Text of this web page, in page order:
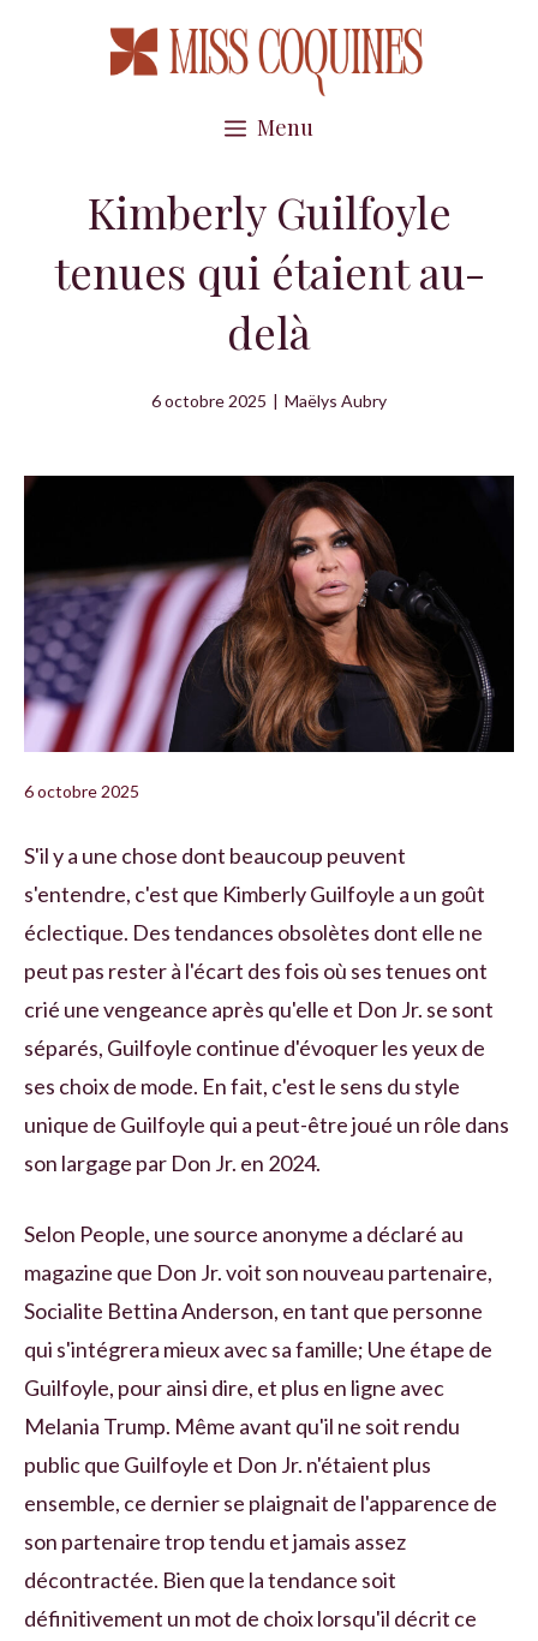
Menu
Kimberly Guilfoyle
tenues qui étaient au-
delà
6 octobre 2025 | Maëlys Aubry
6 octobre 2025
S'il y a une chose dont beaucoup peuvent
s'entendre, c'est que Kimberly Guilfoyle a un goût
éclectique. Des tendances obsolètes dont elle ne
peut pas rester à l'écart des fois où ses tenues ont
crié une vengeance après qu'elle et Don Jr. se sont
séparés, Guilfoyle continue d'évoquer les yeux de
ses choix de mode. En fait, c'est le sens du style
unique de Guilfoyle qui a peut-être joué un rôle dans
son largage par Don Jr. en 2024.
Selon People, une source anonyme a déclaré au
magazine que Don Jr. voit son nouveau partenaire,
Socialite Bettina Anderson, en tant que personne
qui s'intégrera mieux avec sa famille; Une étape de
Guilfoyle, pour ainsi dire, et plus en ligne avec
Melania Trump. Même avant qu'il ne soit rendu
public que Guilfoyle et Don Jr. n'étaient plus
ensemble, ce dernier se plaignait de l'apparence de
son partenaire trop tendu et jamais assez
décontractée. Bien que la tendance soit
définitivement un mot de choix lorsqu'il décrit ce